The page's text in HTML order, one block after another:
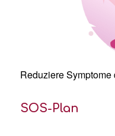
ReduziereSymptome
SOS-Plan